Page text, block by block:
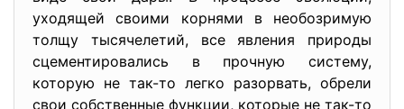
уходящей своими корнями в необозримую
толщу тысячелетий, все явления природы
сцементировались в прочную систему,
которую не так-то легко разорвать, обрели
свои собственные функции, которые не так-то